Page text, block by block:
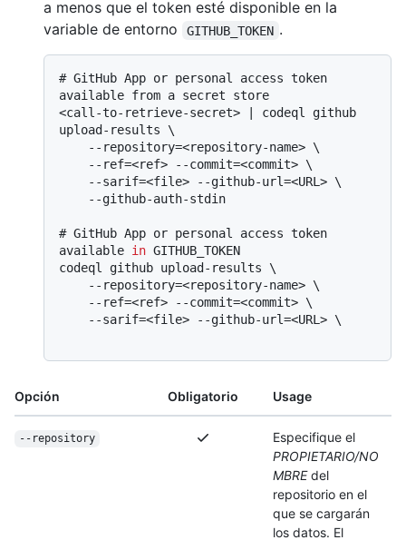
a menos que el token esté disponible en la
variable de entorno
GITHUB_TOKEN .
# GitHub App or personal access token
available from a secret store
<call-to-retrieve-secret> | codeql github
upload-results \
# GitHub App or personal access token
available in GITHUB_TOKEN
codeql github upload-results \
Opción Obligatorio Usage
--repository
Especifique el
PROPIETARIO/NO
MBREdel
repositorio en el
que se cargarán
los datos. El